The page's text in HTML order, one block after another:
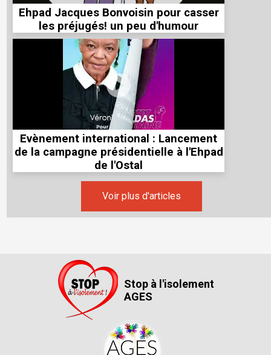
Ehpad Jacques Bonvoisin pour casser
les préjugés! un peu d'humour
Evènement international : Lancement
de la campagne présidentielle à l'Ehpad
de l'Ostal
Voir plus d'articles
Stop à l'isolement
AGES